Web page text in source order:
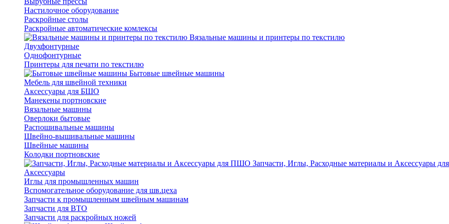
Настилочное оборудование
Раскройные столы
Раскройные автоматические комлексы
Вязальные машины и принтеры по текстилю
Двухфонтурные
Однофонтурные
Принтеры для печати по текстилю
Бытовые швейные машины
Мебель для швейной техники
Аксессуары для БШО
Манекены портновские
Вязальные машины
Оверлоки бытовые
Распошивальные машины
Швейно-вышивальные машины
Швейные машины
Колодки портновские
Запчасти, Иглы, Расходные материалы и Аксессуары
Аксессуары
Иглы для промышленных машин
Вспомогательное оборудование для шв.цеха
Запчасти к промышленным швейным машинам
Запчасти для ВТО
Запчасти для раскройных ножей